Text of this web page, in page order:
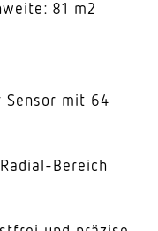
81 m2
Sensor mit 64
Bereich